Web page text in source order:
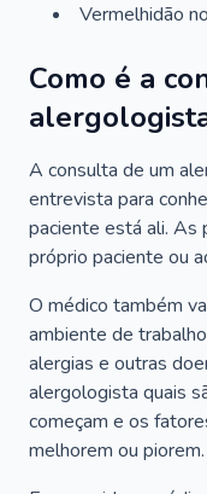
Vermelhidão
Como é a
A consulta de um
entrevista para
paciente está ali. As
próprio paciente ou
O médico também
ambiente de
alergias e outras
alergologista quais
começam e os
melhorem ou piorem.